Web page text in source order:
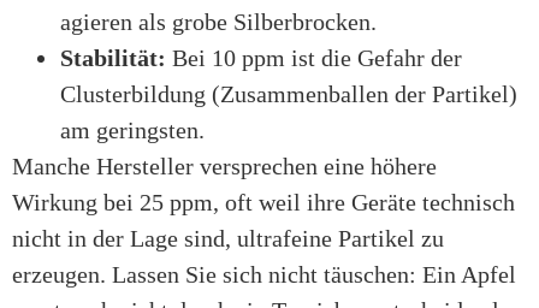
agieren als grobe Silberbrocken.
Stabilität: Bei 10 ppm ist die Gefahr der
Clusterbildung (Zusammenballen der Partikel)
am geringsten.
Manche Hersteller versprechen eine höhere
Wirkung bei 25 ppm, oft weil ihre Geräte technisch
nicht in der Lage sind, ultrafeine Partikel zu
erzeugen. Lassen Sie sich nicht täuschen: Ein Apfel